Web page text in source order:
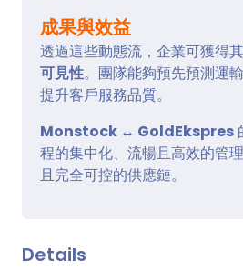
成果與效益
透過這些動態流，企業可獲得
可見性。團隊能夠預先預測運
提升客戶服務品質。
Monstock ↔ GoldEkspres
程的集中化、流暢且高效的管
且完全可控的供應鏈。
Details